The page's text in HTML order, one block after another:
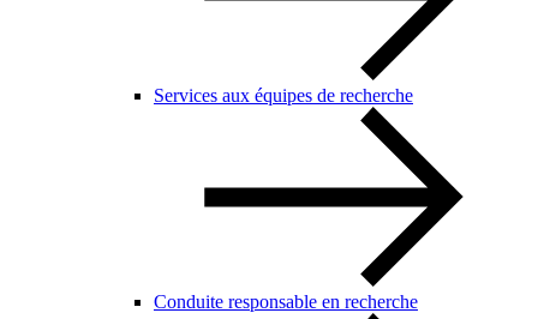
Services aux équipes de recherche
Conduite responsable en recherche